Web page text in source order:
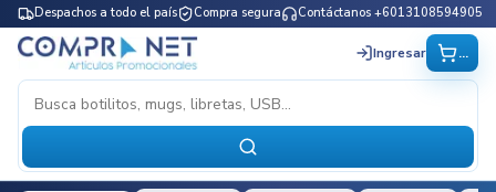
Despachos a todo el país Compra segura Contáctanos +6013108594905
Ingresar ...